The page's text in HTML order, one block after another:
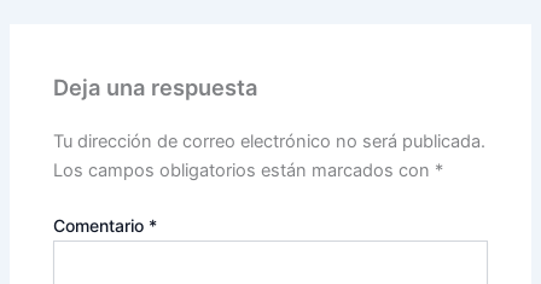
Deja una respuesta
Tu dirección de correo electrónico no será publicada.
Los campos obligatorios están marcados con *
Comentario *